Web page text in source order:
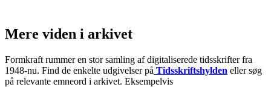
Mere viden i arkivet
Formkraft rummer en stor samling af digitaliserede tidsskrifter fra
1948-nu. Find de enkelte udgivelser på Tidsskriftshylden eller søg
på relevante emneord i arkivet. Eksempelvis